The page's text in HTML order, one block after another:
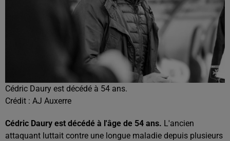
Cédric Daury est décédé à 54 ans.
Crédit : AJ Auxerre
Cédric Daury est décédé à l'âge de 54 ans. L'ancien
attaquant luttait contre une longue maladie depuis plusieurs